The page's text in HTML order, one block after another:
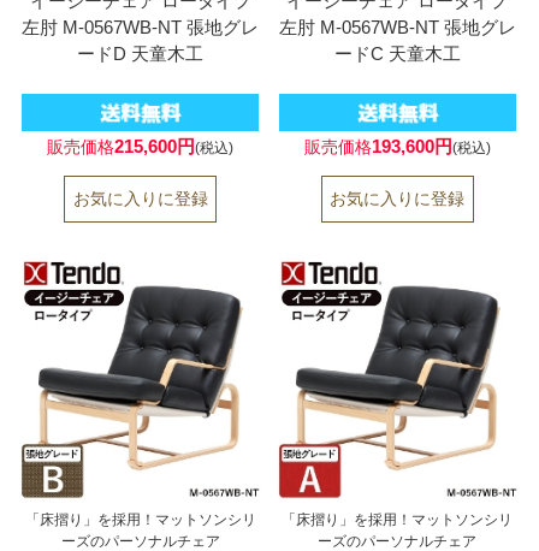
左肘 M-0567WB-NT 張地グレ
ードD 天童木工
販売価格215,600円(税込)
左肘 M-0567WB-NT 張地グレ
ードC 天童木工
販売価格193,600円(税込)
「床摺り」を採用！マットソンシリ
ーズのパーソナルチェア
「床摺り」を採用！マットソンシリ
ーズのパーソナルチェア